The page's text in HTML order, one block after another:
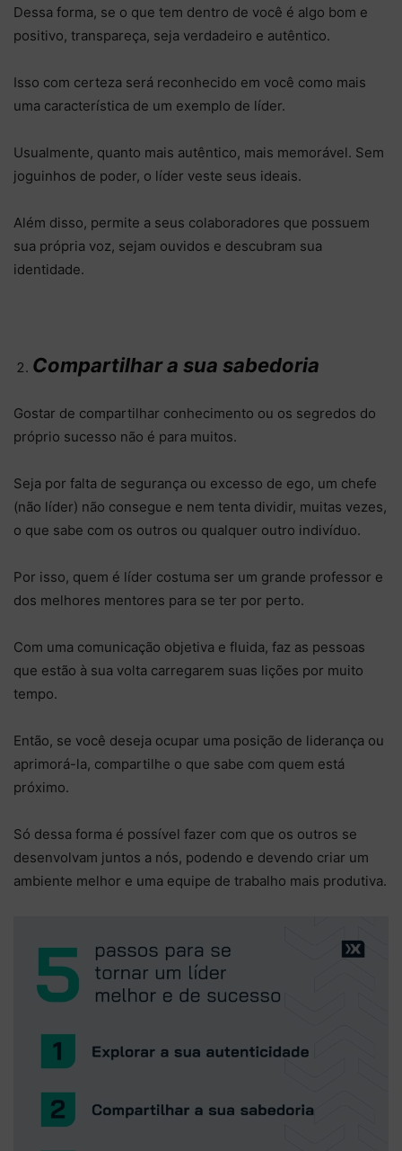
Dessa forma, se o que tem dentro de você é algo bom e
positivo, transpareça, seja verdadeiro e autêntico.
Isso com certeza será reconhecido em você como mais
uma característica de um exemplo de líder.
Usualmente, quanto mais autêntico, mais memorável. Sem
joguinhos de poder, o líder veste seus ideais.
Além disso, permite a seus colaboradores que possuem
sua própria voz, sejam ouvidos e descubram sua
identidade.
Compartilhar a sua sabedoria
Gostar de compartilhar conhecimento ou os segredos do
próprio sucesso não é para muitos.
Seja por falta de segurança ou excesso de ego, um chefe
(não líder) não consegue e nem tenta dividir, muitas vezes,
o que sabe com os outros ou qualquer outro indivíduo.
Por isso, quem é líder costuma ser um grande professor e
dos melhores mentores para se ter por perto.
Com uma comunicação objetiva e fluida, faz as pessoas
que estão à sua volta carregarem suas lições por muito
tempo.
Então, se você deseja ocupar uma posição de liderança ou
aprimorá-la, compartilhe o que sabe com quem está
próximo.
Só dessa forma é possível fazer com que os outros se
desenvolvam juntos a nós, podendo e devendo criar um
ambiente melhor e uma equipe de trabalho mais produtiva.